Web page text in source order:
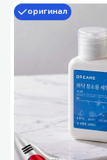
оригинал